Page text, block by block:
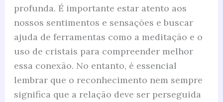
profunda. É importante estar atento aos
nossos sentimentos e sensações e buscar
ajuda de ferramentas como a meditação e o
uso de cristais para compreender melhor
essa conexão. No entanto, é essencial
lembrar que o reconhecimento nem sempre
significa que a relação deve ser perseguida